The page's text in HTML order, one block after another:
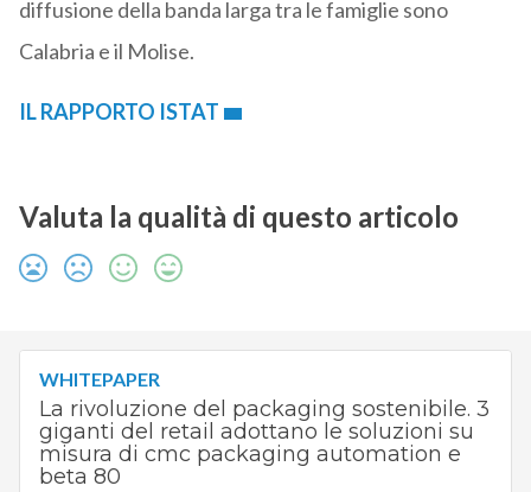
diffusione della banda larga tra le famiglie sono
Calabria e il Molise.
IL RAPPORTO ISTAT
Valuta la qualità di questo articolo
WHITEPAPER
La rivoluzione del packaging sostenibile. 3
giganti del retail adottano le soluzioni su
misura di cmc packaging automation e
beta 80